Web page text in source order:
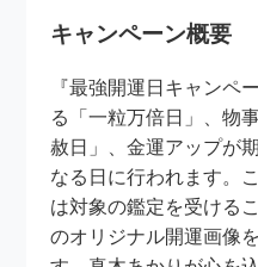
キャンペーン概要
『最強開運日キャンペ
る「一粒万倍日」、物
赦日」、金運アップが
なる日に行われます。
は対象の鑑定を受ける
のオリジナル開運画像